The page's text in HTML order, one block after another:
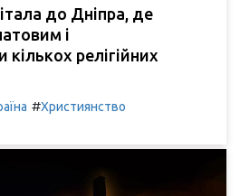
до Дніпра, де
і
релігійних
#Християнство